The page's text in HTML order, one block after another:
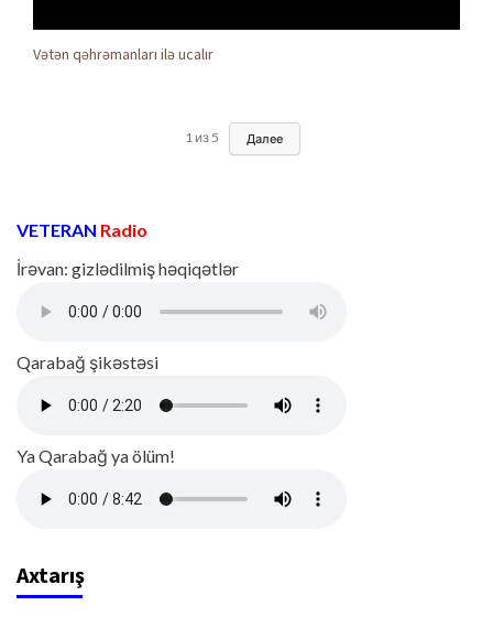
Vətən qəhrəmanları ilə ucalır
1 из 5 Далее
VETERAN Radio
İrəvan: gizlədilmiş həqiqətlər
Qarabağ şikəstəsi
Ya Qarabağ ya ölüm!
Axtarış